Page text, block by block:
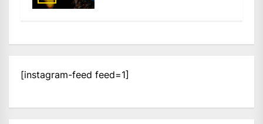
[instagram-feed feed=1]